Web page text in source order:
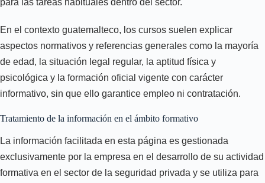
para las tareas habituales dentro del sector.
En el contexto guatemalteco, los cursos suelen explicar
aspectos normativos y referencias generales como la mayoría
de edad, la situación legal regular, la aptitud física y
psicológica y la formación oficial vigente con carácter
informativo, sin que ello garantice empleo ni contratación.
Tratamiento de la información en el ámbito formativo
La información facilitada en esta página es gestionada
exclusivamente por la empresa en el desarrollo de su actividad
formativa en el sector de la seguridad privada y se utiliza para